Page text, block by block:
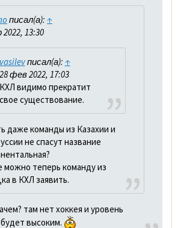
писал(а): ↑
13:30
vasilevписал(а): ↑
28 фев 2022, 17:03
КХЛ видимо прекратит
свое существование.
даже команды из Казахии и
не спасут название
можно теперь команду из
в КХЛ заявить.
там нет хоккея и уровень
высоким.